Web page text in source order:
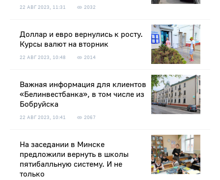
22 АВГ 2023, 11:31 2032
Доллар и евро вернулись к росту.
Курсы валют на вторник
22 АВГ 2023, 10:48 2014
Важная информация для клиентов
«Белинвестбанка», в том числе из
Бобруйска
22 АВГ 2023, 10:41 2067
На заседании в Минске
предложили вернуть в школы
пятибалльную систему. И не
только